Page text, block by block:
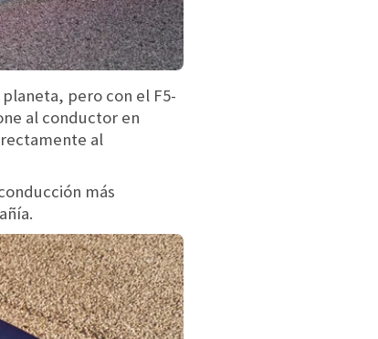
pero con el F5-
al conductor en
al
más